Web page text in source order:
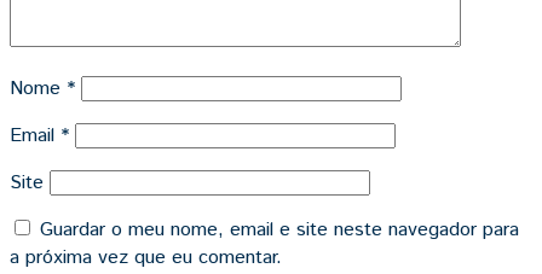
Nome *
Email *
Site
Guardar o meu nome, email e site neste navegador para
a próxima vez que eu comentar.